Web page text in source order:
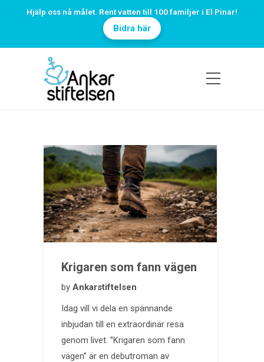
Hjälp oss nå målet. Rent vatten till 100 familjer i El Pinar!
Bidra här
Krigaren som fann vägen
by Ankarstiftelsen
Idag vill vi dela en spännande
inbjudan till en extraordinär resa
genom livet. ”Krigaren som fann
vägen” är en debutroman av